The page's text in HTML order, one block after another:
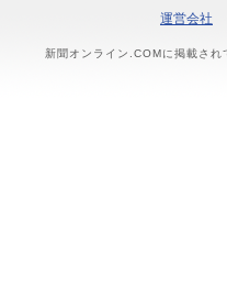
運営会社
新聞オンライン.COMに掲載さ